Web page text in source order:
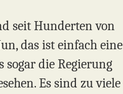
seit Hunderten von
das ist einfach eine
sogar die Regierung
Es sind zu viele